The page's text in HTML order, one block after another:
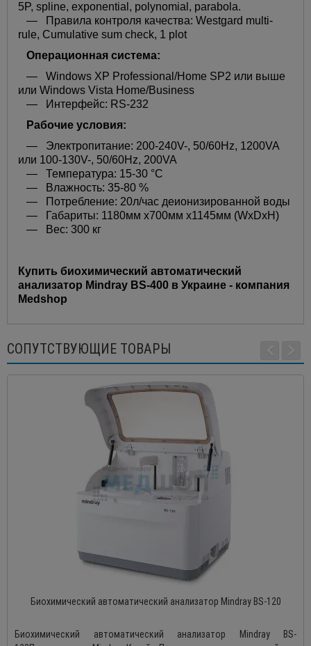
5P, spline, exponential, polynomial, parabola.
— Правила контроля качества: Westgard multi-
rule, Cumulative sum check, 1 plot
Операционная система:
— Windows XP Professional/Home SP2 или выше
или Windows Vista Home/Business
— Интерфейс: RS-232
Рабочие условия:
— Электропитание: 200-240V-, 50/60Hz, 1200VA
или 100-130V-, 50/60Hz, 200VA
— Температура: 15-30 °C
— Влажность: 35-80 %
— Потребление: 20л/час деионизированной воды
— Габариты: 1180мм x700мм x1145мм (WxDxH)
— Вес: 300 кг
Купить биохимический автоматический
анализатор Mindray BS-400 в Украине - компания
Medshop
СОПУТСТВУЮЩИЕ ТОВАРЫ
Биохимический автоматический анализатор Mindray BS-120
Биохимический автоматический анализатор Mindray BS-